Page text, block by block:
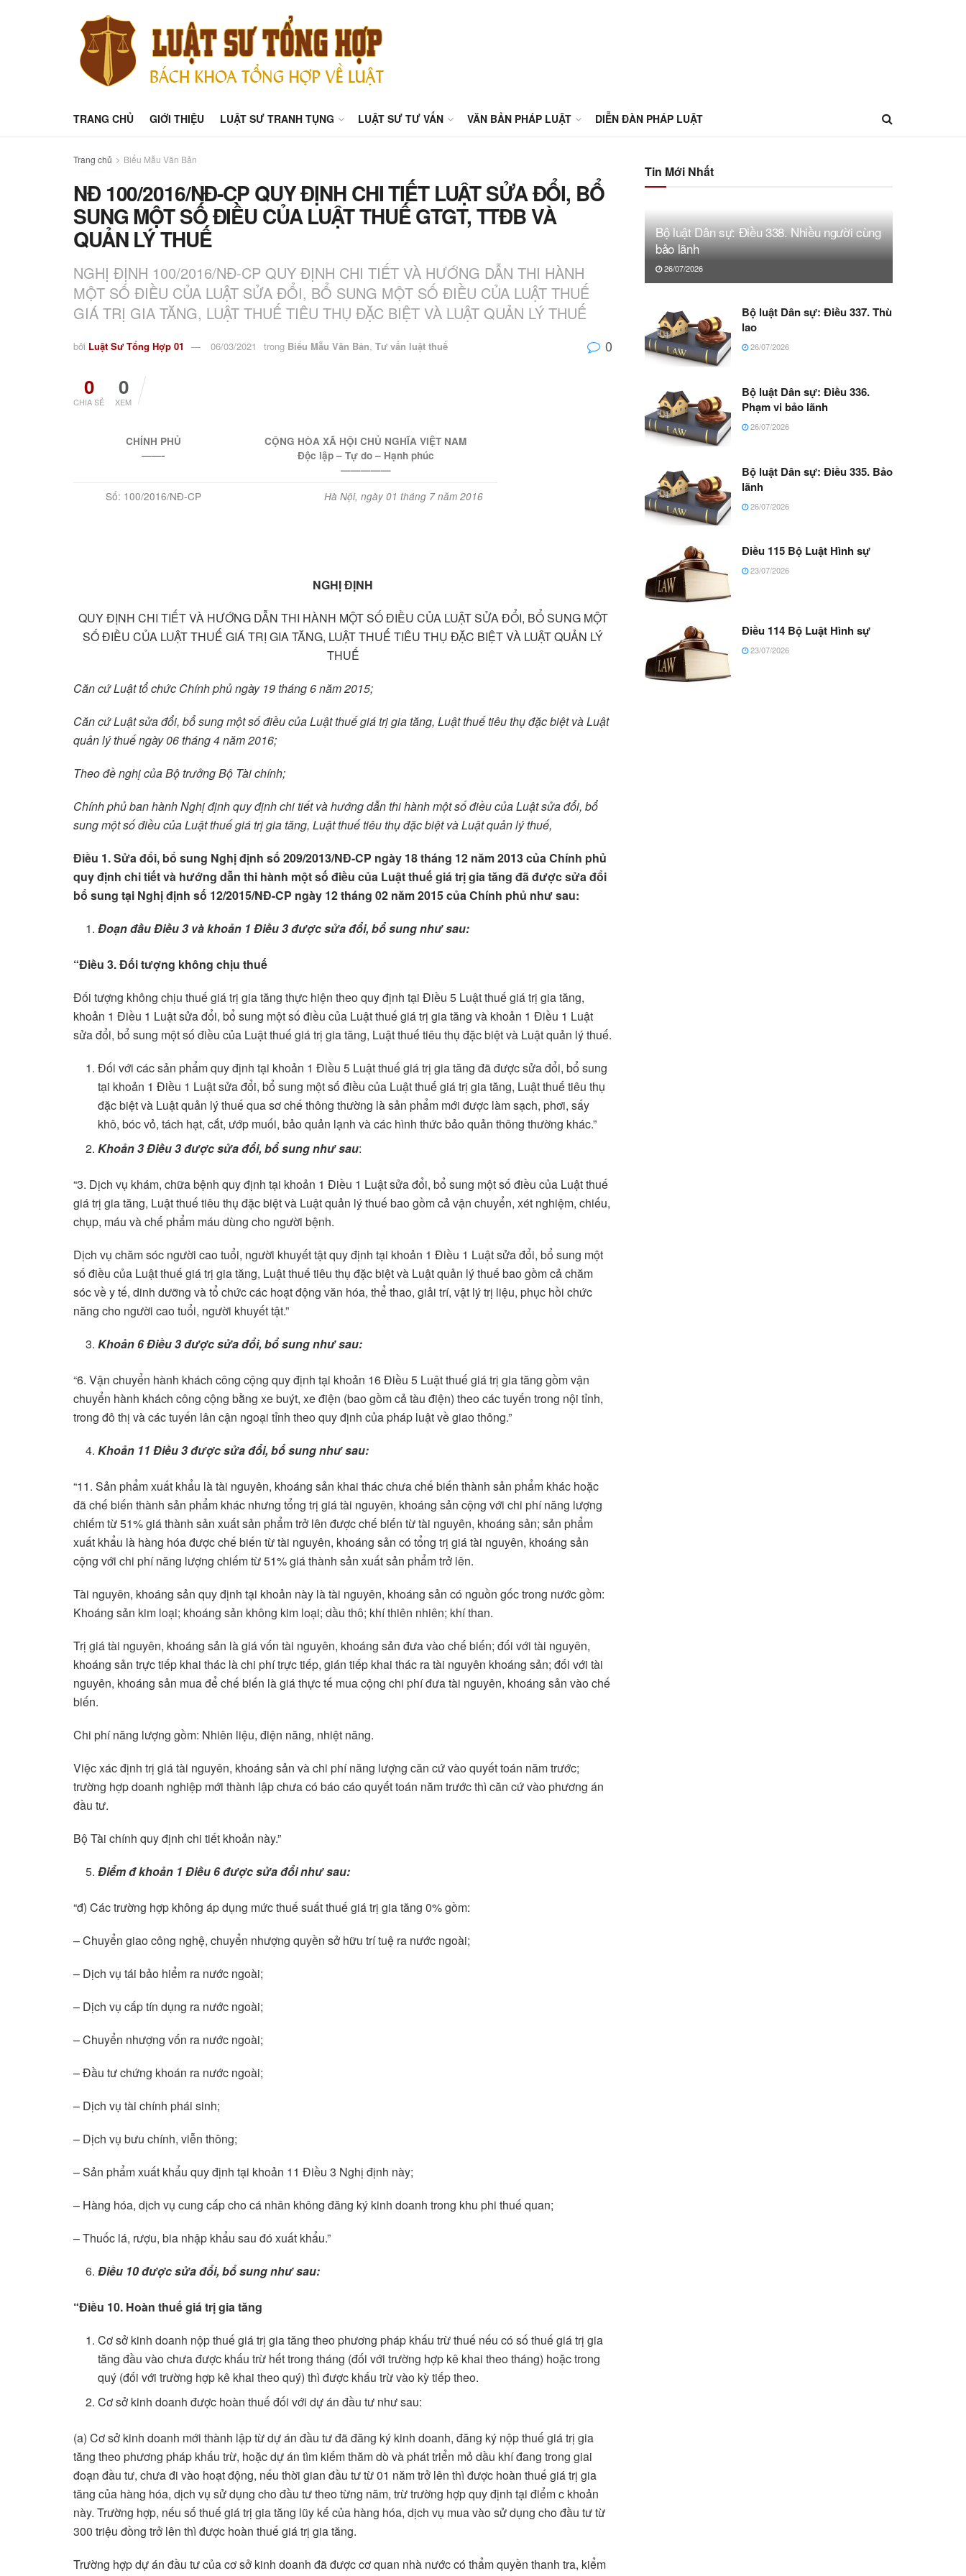
TRANG CHỦ GIỚI THIỆU LUẬT SƯ TRANH TỤNG LUẬT SƯ TƯ VẤN VĂN BẢN PHÁP LUẬT DIỄN ĐÀN PHÁP LUẬT
Trang chủ Biểu Mẫu Văn Bản
NĐ 100/2016/NĐ-CP QUY ĐỊNH CHI TIẾT LUẬT SỬA ĐỔI, BỔ
SUNG MỘT SỐ ĐIỀU CỦA LUẬT THUẾ GTGT, TTĐB VÀ
QUẢN LÝ THUẾ
NGHỊ ĐỊNH 100/2016/NĐ-CP QUY ĐỊNH CHI TIẾT VÀ HƯỚNG DẪN THI HÀNH
MỘT SỐ ĐIỀU CỦA LUẬT SỬA ĐỔI, BỔ SUNG MỘT SỐ ĐIỀU CỦA LUẬT THUẾ
GIÁ TRỊ GIA TĂNG, LUẬT THUẾ TIÊU THỤ ĐẶC BIỆT VÀ LUẬT QUẢN LÝ THUẾ
bởi Luật Sư Tổng Hợp 01 06/03/2021 trong Biểu Mẫu Văn Bản, Tư vấn luật thuế 0
0
CHIA SẺ
0
XEM
CHÍNH PHỦ
——-
CỘNG HÒA XÃ HỘI CHỦ NGHĨA VIỆT NAM
Độc lập – Tự do – Hạnh phúc
—————
Số: 100/2016/NĐ-CP Hà Nội, ngày 01 tháng 7 năm 2016
NGHỊ ĐỊNH
QUY ĐỊNH CHI TIẾT VÀ HƯỚNG DẪN THI HÀNH MỘT SỐ ĐIỀU CỦA LUẬT SỬA ĐỔI, BỔ SUNG MỘT
SỐ ĐIỀU CỦA LUẬT THUẾ GIÁ TRỊ GIA TĂNG, LUẬT THUẾ TIÊU THỤ ĐẶC BIỆT VÀ LUẬT QUẢN LÝ
THUẾ
Căn cứ Luật tổ chức Chính phủ ngày 19 tháng 6 năm 2015;
Căn cứ Luật sửa đổi, bổ sung một số điềucủa Luật thuế giá trị gia tăng, Luật thuế tiêu thụ đặc biệt và Luật
quản lý thuế ngày 06 tháng 4 năm 2016;
Theo đề nghị của Bộ trưởng Bộ Tài chính;
Chính phủ ban hành Nghị định quy định chi tiếtvà hướng dẫn thi hành một số điềucủa Luật sửa đổi, bổ
sung một số điềucủa Luật thuế giátrị gia tăng, Luật thuế tiêu thụ đặc biệt và Luật quản lý thuế,
Điều 1. Sửa đổi, bổ sung Nghị định số 209/2013/NĐ-CP ngày 18 tháng 12 năm 2013 của Chính phủ
quy định chi tiết và hướng dẫn thi hành một số điều của Luật thuế giá trị gia tăng đã được sửa đổi
bổ sung tại Nghị định số 12/2015/NĐ-CP ngày 12 tháng 02 năm 2015 của Chính phủ như sau:
Đoạn đầu Điều 3 và khoản 1 Điều 3được sửa đổi, bổ sung như sau:
“Điều 3. Đối tượng không chịu thuế
Đối tượng không chịu thuế giá trị gia tăng thực hiện theo quy định tại Điều 5 Luật thuế giá trị gia tăng,
khoản 1 Điều 1 Luật sửa đổi, bổ sung một số điều của Luật thuế giá trị gia tăng và khoản 1 Điều 1 Luật
sửa đổi, bổ sung một số điều của Luật thuế giá trị gia tăng, Luật thuế tiêu thụ đặc biệt và Luật quản lý thuế.
Đối với các sản phẩm quy định tại khoản 1 Điều 5 Luật thuế giá trị gia tăng đã được sửa đổi, bổ sung
tại khoản 1 Điều 1 Luật sửa đổi, bổ sung một số điều của Luật thuế giá trị gia tăng, Luật thuế tiêu thụ
đặc biệt và Luật quản lý thuế qua sơ chế thông thường là sản phẩm mới được làm sạch, phơi, sấy
khô, bóc vỏ, tách hạt, cắt, ướp muối, bảo quản lạnh và các hình thức bảo quản thông thường khác.”
Khoản 3 Điều 3được sửa đổi, bổ sung như sau:
“3. Dịch vụ khám, chữa bệnh quy định tại khoản 1 Điều 1 Luật sửa đổi, bổ sung một số điều của Luật thuế
giá trị gia tăng, Luật thuế tiêu thụ đặc biệt và Luật quản lý thuế bao gồm cả vận chuyển, xét nghiệm, chiếu,
chụp, máu và chế phẩm máu dùng cho người bệnh.
Dịch vụ chăm sóc người cao tuổi, người khuyết tật quy định tại khoản 1 Điều 1 Luật sửa đổi, bổ sung một
số điều của Luật thuế giá trị gia tăng, Luật thuế tiêu thụ đặc biệt và Luật quản lý thuế bao gồm cả chăm
sóc về y tế, dinh dưỡng và tổ chức các hoạt động văn hóa, thể thao, giải trí, vật lý trị liệu, phục hồi chức
năng cho người cao tuổi, người khuyết tật.”
Khoản 6 Điều 3được sửa đổi, bổ sung như sau:
“6. Vận chuyển hành khách công cộng quy định tại khoản 16 Điều 5 Luật thuế giá trị gia tăng gồm vận
chuyển hành khách công cộng bằng xe buýt, xe điện (bao gồm cả tàu điện) theo các tuyến trong nội tỉnh,
trong đô thị và các tuyến lân cận ngoại tỉnh theo quy định của pháp luật về giao thông.”
Khoản 11 Điều 3được sửa đổi, bổ sung như sau:
“11. Sản phẩm xuất khẩu là tài nguyên, khoáng sản khai thác chưa chế biến thành sản phẩm khác hoặc
đã chế biến thành sản phẩm khác nhưng tổng trị giá tài nguyên, khoáng sản cộng với chi phí năng lượng
chiếm từ 51% giá thành sản xuất sản phẩm trở lên được chế biến từ tài nguyên, khoáng sản; sản phẩm
xuất khẩu là hàng hóa được chế biến từ tài nguyên, khoáng sản có tổng trị giá tài nguyên, khoáng sản
cộng với chi phí năng lượng chiếm từ 51% giá thành sản xuất sản phẩm trở lên.
Tài nguyên, khoáng sản quy định tại khoản này là tài nguyên, khoáng sản có nguồn gốc trong nước gồm:
Khoáng sản kim loại; khoáng sản không kim loại; dầu thô; khí thiên nhiên; khí than.
Trị giá tài nguyên, khoáng sản là giá vốn tài nguyên, khoáng sản đưa vào chế biến; đối với tài nguyên,
khoáng sản trực tiếp khai thác là chi phí trực tiếp, gián tiếp khai thác ra tài nguyên khoáng sản; đối với tài
nguyên, khoáng sản mua để chế biến là giá thực tế mua cộng chi phí đưa tài nguyên, khoáng sản vào chế
biến.
Chi phí năng lượng gồm: Nhiên liệu, điện năng, nhiệt năng.
Việc xác định trị giá tài nguyên, khoáng sản và chi phí năng lượng căn cứ vào quyết toán năm trước;
trường hợp doanh nghiệp mới thành lập chưa có báo cáo quyết toán năm trước thì căn cứ vào phương án
đầu tư.
Bộ Tài chính quy định chi tiết khoản này.”
Điểm đ khoản 1 Điều 6được sửa đổi như sau:
“đ) Các trường hợp không áp dụng mức thuế suất thuế giá trị gia tăng 0% gồm:
– Chuyển giao công nghệ, chuyển nhượng quyền sở hữu trí tuệ ra nước ngoài;
– Dịch vụ tái bảo hiểm ra nước ngoài;
– Dịch vụ cấp tín dụng ra nước ngoài;
– Chuyển nhượng vốn ra nước ngoài;
– Đầu tư chứng khoán ra nước ngoài;
– Dịch vụ tài chính phái sinh;
– Dịch vụ bưu chính, viễn thông;
– Sản phẩm xuất khẩu quy định tại khoản 11 Điều 3 Nghị định này;
– Hàng hóa, dịch vụ cung cấp cho cá nhân không đăng ký kinh doanh trong khu phi thuế quan;
– Thuốc lá, rượu, bia nhập khẩu sau đó xuất khẩu.”
Điều 10được sửa đổi, bổ sung như sau:
“Điều 10. Hoàn thuế giá trị gia tăng
Cơ sở kinh doanh nộp thuế giá trị gia tăng theo phương pháp khấu trừ thuế nếu có số thuế giá trị gia
tăng đầu vào chưa được khấu trừ hết trong tháng (đối với trường hợp kê khai theo tháng) hoặc trong
quý (đối với trường hợp kê khai theo quý) thì được khấu trừ vào kỳ tiếp theo.
Cơ sở kinh doanh được hoàn thuế đối với dự án đầu tư như sau:
(a) Cơ sở kinh doanh mới thành lập từ dự án đầu tư đã đăng ký kinh doanh, đăng ký nộp thuế giá trị gia
tăng theo phương pháp khấu trừ, hoặc dự án tìm kiếm thăm dò và phát triển mỏ dầu khí đang trong giai
đoạn đầu tư, chưa đi vào hoạt động, nếu thời gian đầu tư từ 01 năm trở lên thì được hoàn thuế giá trị gia
tăng của hàng hóa, dịch vụ sử dụng cho đầu tư theo từng năm, trừ trường hợp quy định tại điểm c khoản
này. Trường hợp, nếu số thuế giá trị gia tăng lũy kế của hàng hóa, dịch vụ mua vào sử dụng cho đầu tư từ
300 triệu đồng trở lên thì được hoàn thuế giá trị gia tăng.
Trường hợp dự án đầu tư của cơ sở kinh doanh đã được cơ quan nhà nước có thẩm quyền thanh tra, kiểm
Tin Mới Nhất
Bộ luật Dân sự: Điều 338. Nhiều người cùng
bảo lãnh
26/07/2026
Bộ luật Dân sự: Điều 337. Thù
lao
26/07/2026
Bộ luật Dân sự: Điều 336.
Phạm vi bảo lãnh
26/07/2026
Bộ luật Dân sự: Điều 335. Bảo
lãnh
26/07/2026
Điều 115 Bộ Luật Hình sự
23/07/2026
Điều 114 Bộ Luật Hình sự
23/07/2026